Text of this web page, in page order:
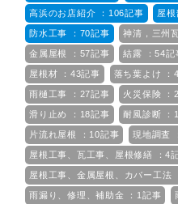
高浜のお店紹介 ：106記事 屋
防水工事 ：70記事 神清，三州
金属屋根 ：57記事 結露 ：54記
屋根材 ：43記事 落ち葉よけ ：
雨樋工事 ：27記事 火災保険 ：
滑り止め ：18記事 耐風診断 ：
片流れ屋根 ：10記事 現地調査
屋根工事、瓦工事、屋根修繕 ：4
屋根工事、金属屋根、カバー工法
雨漏り、修理、補助金 ：1記事